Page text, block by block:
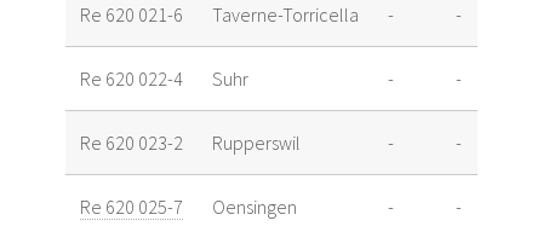
Re 620 021-6 Taverne-Torricella - -
Re 620 022-4 Suhr - -
Re 620 023-2 Rupperswil - -
Re 620 025-7 Oensingen - -